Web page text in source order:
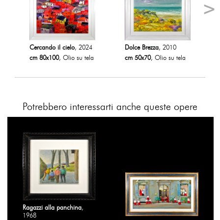
Cercando il cielo, 2024
cm 80x100, Olio su tela
Dolce Brezza, 2010
cm 50x70, Olio su tela
Potrebbero interessarti anche queste opere
Ragazzi alla panchina,
1968